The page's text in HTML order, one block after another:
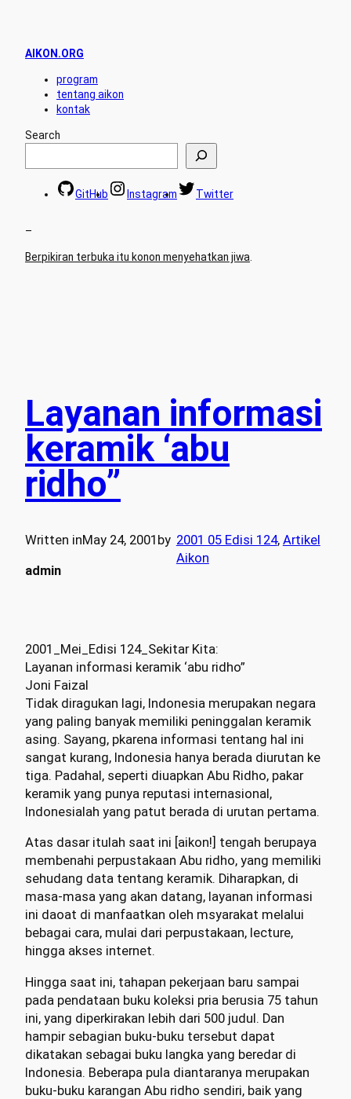
AIKON.ORG
program
tentang aikon
kontak
Search
GitHub Instagram Twitter
–
Berpikiran terbuka itu konon menyehatkan jiwa
Layanan informasi
keramik ‘abu
ridho”
Written inMay 24, 2001 by
admin
2001 05 Edisi 124, Artikel
Aikon
2001_Mei_Edisi 124_Sekitar Kita:
Layanan informasi keramik ‘abu ridho”
Joni Faizal
Tidak diragukan lagi, Indonesia merupakan negara
yang paling banyak memiliki peninggalan keramik
asing. Sayang, pkarena informasi tentang hal ini
sangat kurang, Indonesia hanya berada diurutan ke
tiga. Padahal, seperti diuapkan Abu Ridho, pakar
keramik yang punya reputasi internasional,
Indonesialah yang patut berada di urutan pertama.
Atas dasar itulah saat ini [aikon!] tengah berupaya
membenahi perpustakaan Abu ridho, yang memiliki
sehudang data tentang keramik. Diharapkan, di
masa-masa yang akan datang, layanan informasi
ini daoat di manfaatkan oleh msyarakat melalui
bebagai cara, mulai dari perpustakaan, lecture,
hingga akses internet.
Hingga saat ini, tahapan pekerjaan baru sampai
pada pendataan buku koleksi pria berusia 75 tahun
ini, yang diperkirakan lebih dari 500 judul. Dan
hampir sebagian buku-buku tersebut dapat
dikatakan sebagai buku langka yang beredar di
Indonesia. Beberapa pula diantaranya merupakan
buku-buku karangan Abu ridho sendiri, baik yang